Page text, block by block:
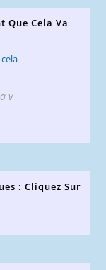
Que Cela Va
v
: Cliquez Sur